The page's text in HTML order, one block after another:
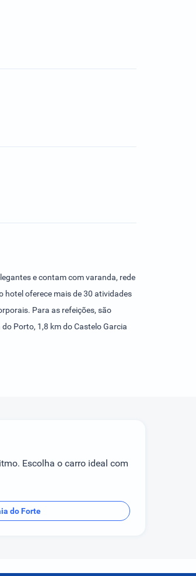
e contam com varanda, rede
hotel oferece mais de 30 atividades
Para as refeições, são
Porto, 1,8 km do Castelo Garcia
Escolha o carro ideal com
do Forte